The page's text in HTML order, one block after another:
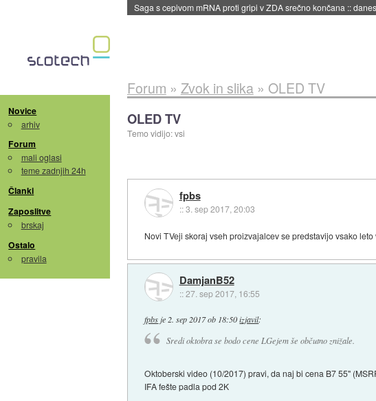
BMW v vozilih začel predvajati reklame::danes ob 06:09
Novice
arhiv
Forum
mali oglasi
teme zadnjih 24h
Članki
Zaposlitve
brskaj
Ostalo
pravila
Forum » Zvok in slika» OLED TV
OLED TV
Temo vidijo: vsi
fpbs
::3. sep 2017, 20:03
Novi TVeji skoraj vseh proizvajalcev se predstavijo vsako
DamjanB52
::27. sep 2017, 16:55
fpbsje2. sep 2017 ob 18:50 izjavil:
Sredi oktobra se bodo cene LGejem še občutno znižale.
Oktoberski video (10/2017) pravi, da naj bi cena B7 55"
IFA fešte padla pod 2K